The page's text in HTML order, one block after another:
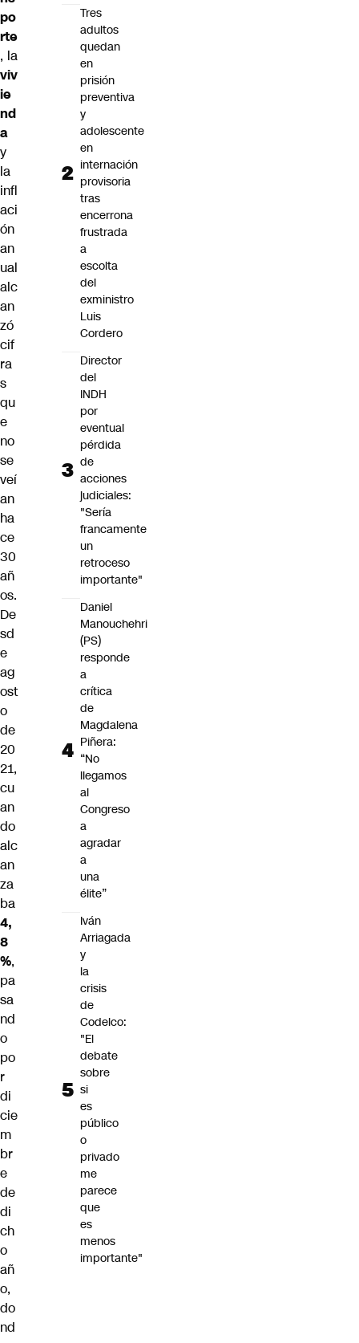
po
rte
, la
viv
ie
nd
a
y
la
infl
aci
ón
an
ual
alc
an
zó
cif
ra
s
qu
e
no
se
veí
an
ha
ce
30
añ
os.
De
sd
e
ag
ost
o
de
20
21,
cu
an
do
alc
an
za
ba
4,
8
%,
pa
sa
nd
o
po
r
di
cie
m
br
e
de
di
ch
o
añ
o,
do
nd
Tres
adultos
quedan
en
prisión
preventiva
y
adolescente
en
internación
provisoria
tras
encerrona
frustrada
a
escolta
del
exministro
Luis
Cordero
Director
del
INDH
por
eventual
pérdida
de
acciones
judiciales:
"Sería
francamente
un
retroceso
importante"
Daniel
Manouchehri
(PS)
responde
a
crítica
de
Magdalena
Piñera:
“No
llegamos
al
Congreso
a
agradar
a
una
élite”
Iván
Arriagada
y
la
crisis
de
Codelco:
"El
debate
sobre
si
es
público
o
privado
me
parece
que
es
menos
importante"